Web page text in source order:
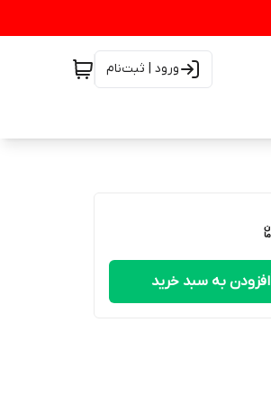
ورود | ثبت‌نام
افزودن به سبد خرید